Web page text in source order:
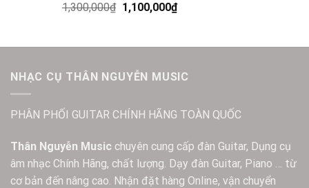
1,300,000₫ 1,100,000₫
NHẠC CỤ THÂN NGUYỄN MUSIC
PHÂN PHỐI GUITAR CHÍNH HÃNG TOÀN QUỐC
Thân Nguyễn Music chuyên cung cấp đàn Guitar, Dụng cụ
âm nhạc Chính Hãng, chất lượng. Dạy đàn Guitar, Piano … từ
cơ bản đến nâng cao. Nhận đặt hàng Online, vận chuyển